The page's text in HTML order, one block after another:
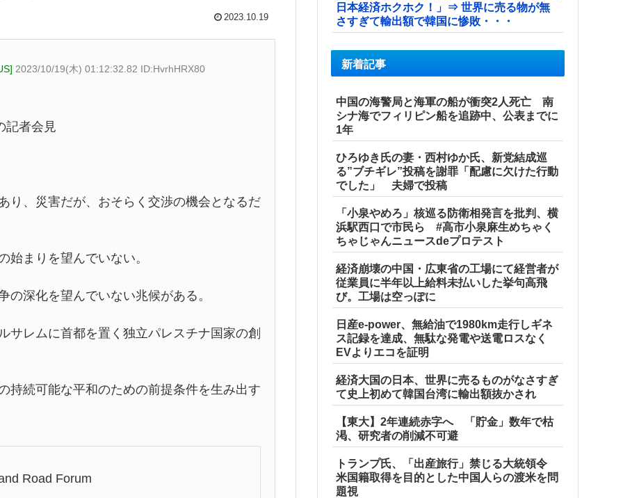
2023.10.19
2023/10/19(木) 01:12:32.82 ID:HvrhHRX80
記者会見
り、災害だが、おそらく交渉の機会となるだ
始まりを望んでいない。
の深化を望んでいない兆候がある。
サレムに首都を置く独立パレスチナ国家の創
持続可能な平和のための前提条件を生み出す
Road Forum
日本経済ホクホク！」⇒ 世界に売る物が無
さすぎて輸出額で韓国に惨敗・・・
新着記事
中国の海警局と海軍の船が衝突2人死亡 南
シナ海でフィリピン船を追跡中、公表までに
1年
ひろゆき氏の妻・西村ゆか氏、新党結成巡
る”ブチギレ”投稿を謝罪「配慮に欠けた行動
でした」 夫婦で投稿
「小泉やめろ」核巡る防衛相発言を批判、横
浜駅西口で市民ら #高市小泉麻生めちゃく
ちゃじゃんニュースdeプロテスト
経済崩壊の中国・広東省の工場にて経営者が
従業員に半年以上給料未払いした挙句高飛
び。工場は空っぽに
日産e-power、無給油で1980km走行しギネ
ス記録を達成、無駄な発電や送電ロスなく
EVよりエコを証明
経済大国の日本、世界に売るものがなさすぎ
て史上初めて韓国台湾に輸出額抜かされ
【東大】2年連続赤字へ 「貯金」数年で枯
渇、研究者の削減不可避
トランプ氏、「出産旅行」禁じる大統領令
米国籍取得を目的とした中国人らの渡米を問
題視